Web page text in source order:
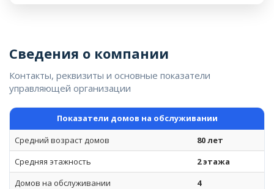
Сведения о компании
Контакты, реквизиты и основные показатели
управляющей организации
Показатели домов на обслуживании
Средний возраст домов
80 лет
Средняя этажность
2 этажа
Домов на обслуживании
4